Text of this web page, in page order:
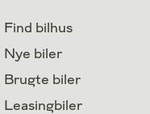
Find bilhus
Nye biler
Brugte biler
Leasingbiler